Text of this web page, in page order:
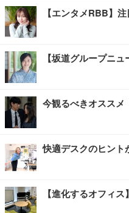
【エンタメRBB】
【坂道グループニ
今観るべきオススメ
快適デスクのヒント
【進化するオフィス】